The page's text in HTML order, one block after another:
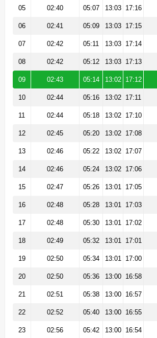
05 02:40 05:07 13:03 17:16
06 02:41 05:09 13:03 17:15
07 02:42 05:11 13:03 17:14
08 02:42 05:12 13:03 17:13
09 02:43 05:14 13:02 17:12
10 02:44 05:16 13:02 17:11
11 02:44 05:18 13:02 17:10
12 02:45 05:20 13:02 17:08
13 02:46 05:22 13:02 17:07
14 02:46 05:24 13:02 17:06
15 02:47 05:26 13:01 17:05
16 02:48 05:28 13:01 17:03
17 02:48 05:30 13:01 17:02
18 02:49 05:32 13:01 17:01
19 02:50 05:34 13:01 17:00
20 02:50 05:36 13:00 16:58
21 02:51 05:38 13:00 16:57
22 02:52 05:40 13:00 16:55
23 02:56 05:42 13:00 16:54